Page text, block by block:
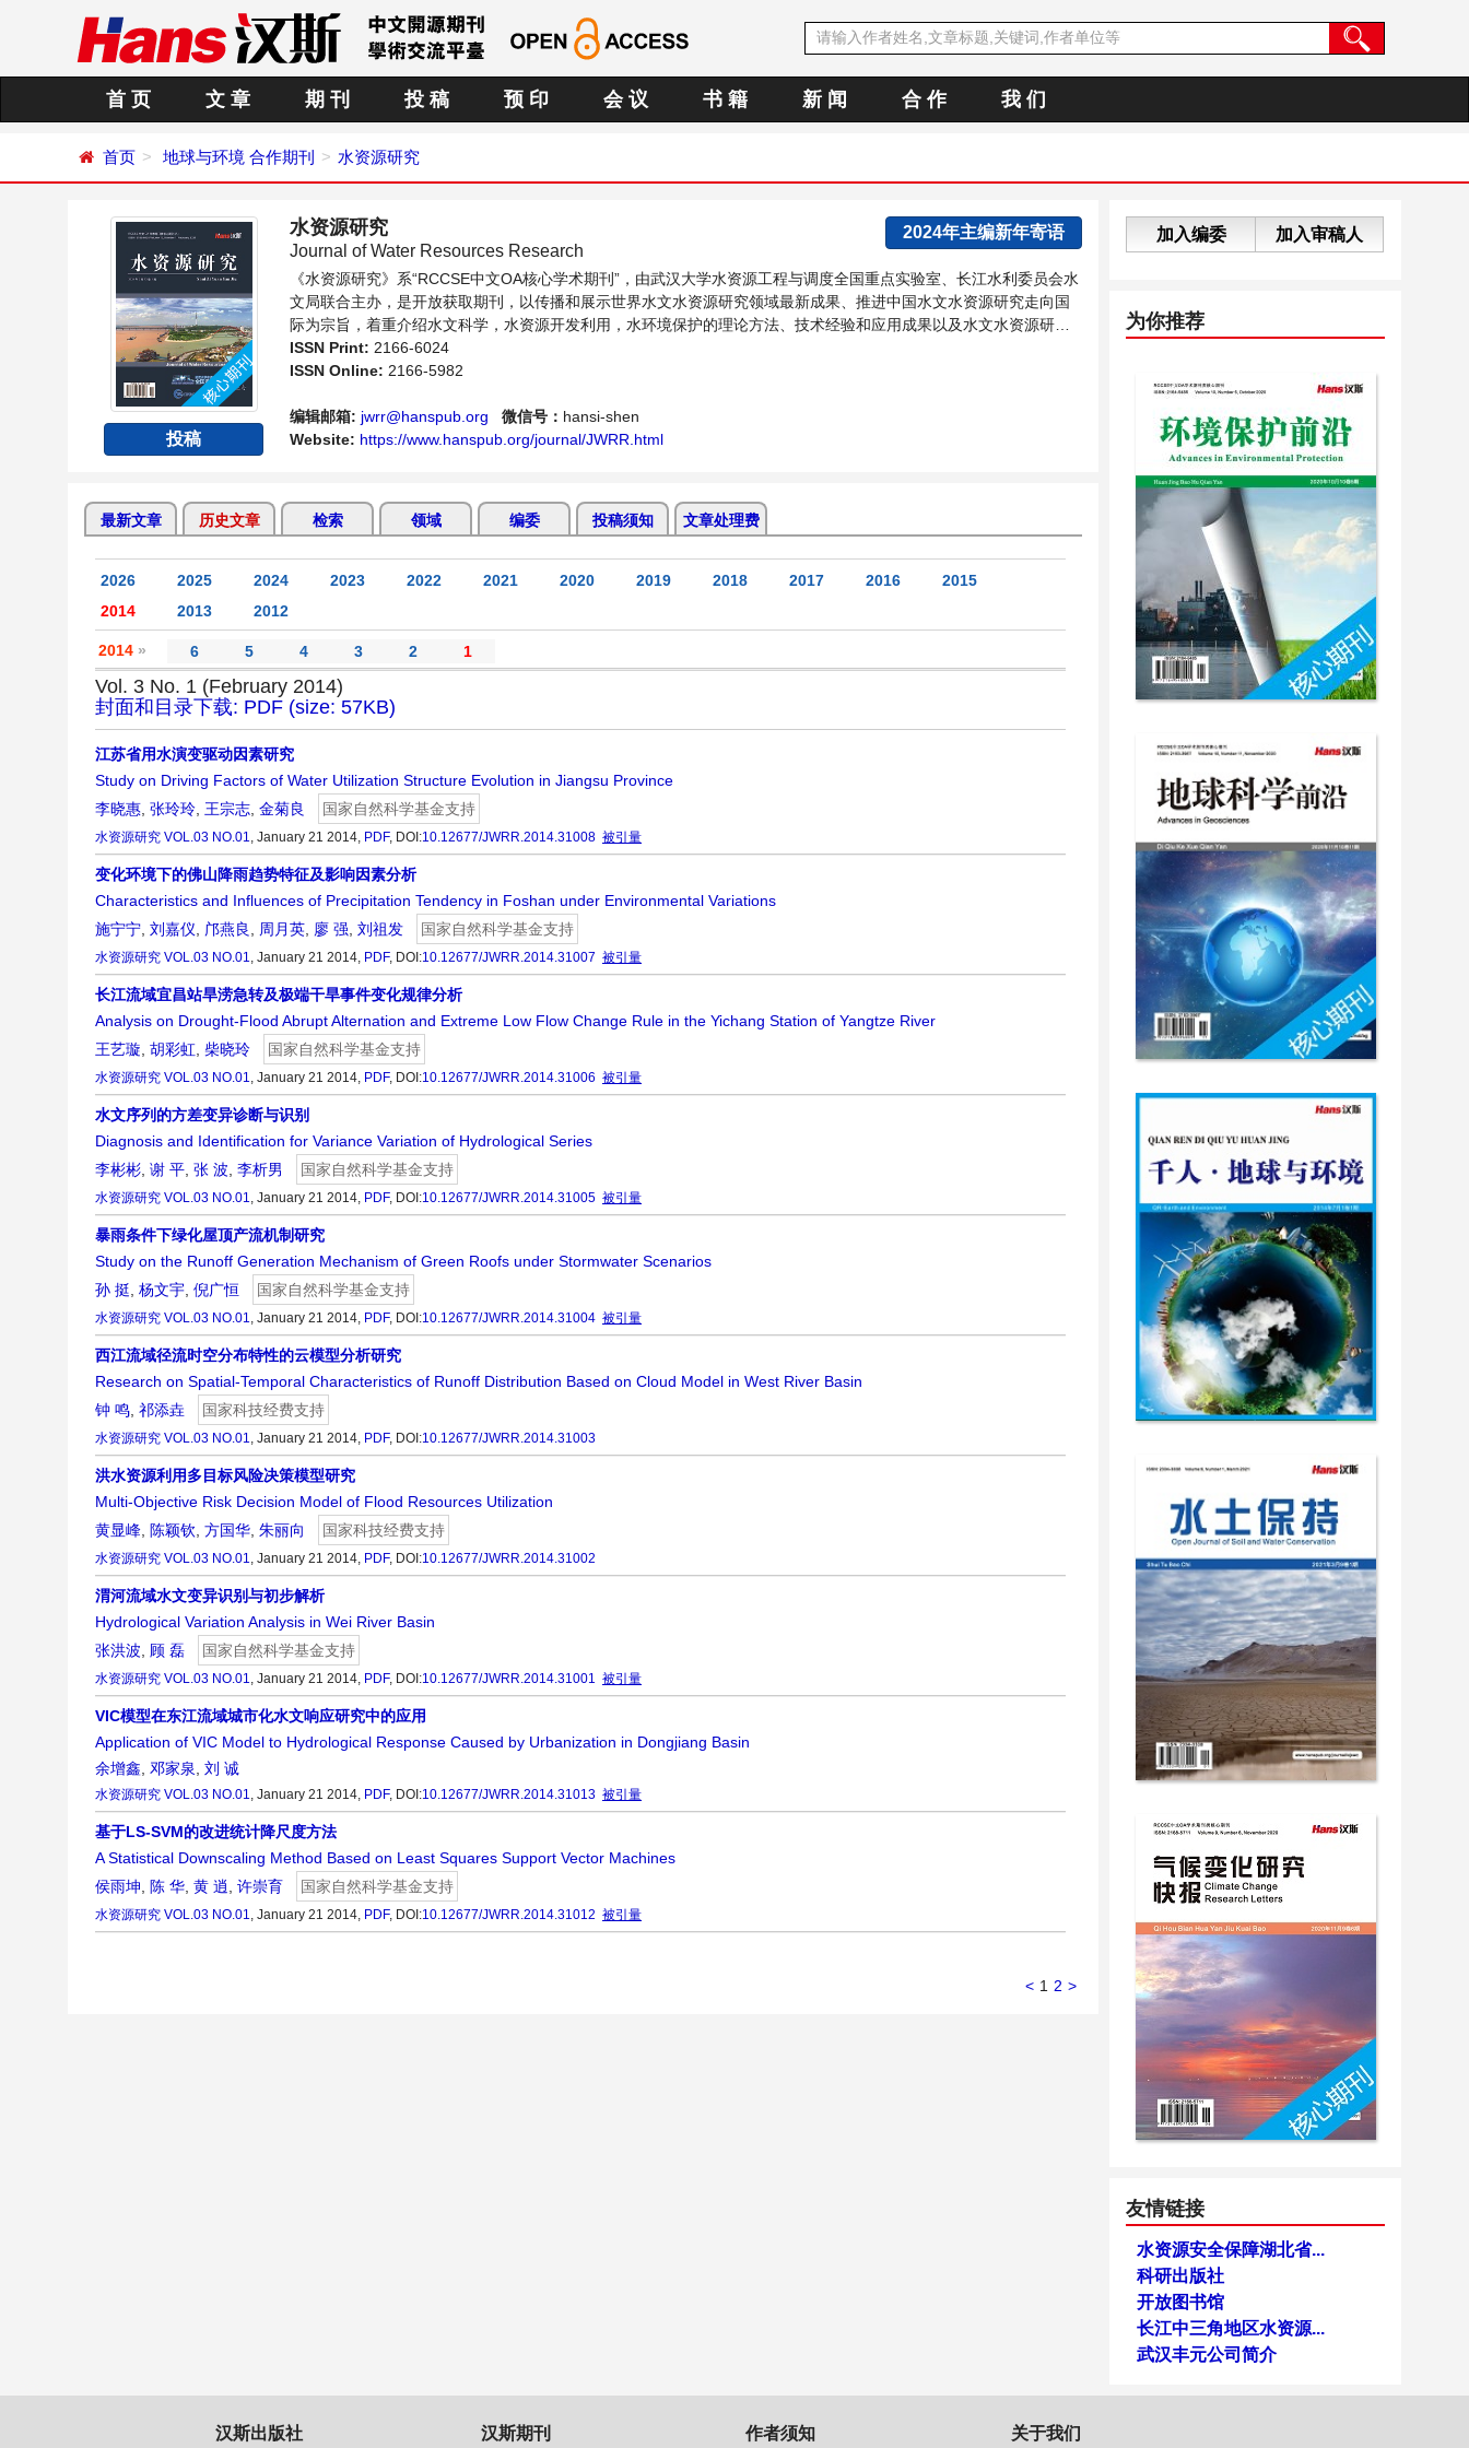
首 页 文 章 期 刊 投 稿 预 印 会 议 书 籍 新 闻 合 作 我 们
首页 地球与环境 合作期刊 水资源研究
投稿
水资源研究
2024年主编新年寄语
Journal of Water Resources Research
《水资源研究》系“RCCSE中文OA核心学术期刊”，由武汉大学水资源工程与调度全国重点实验室、长江水利委员会水
文局联合主办，是开放获取期刊，以传播和展示世界水文水资源研究领域最新成果、推进中国水文水资源研究走向国
际为宗旨，着重介绍水文科学，水资源开发利用，水环境保护的理论方法、技术经验和应用成果以及水文水资源研究
新的发展方向和具有前瞻性的水战略性问题，为广大水文水资源研究者及相关技术人员提供一个免...
ISSN Print: 2166-6024
ISSN Online: 2166-5982
编辑邮箱: jwrr@hanspub.org 微信号： hansi-shen
Website: https://www.hanspub.org/journal/JWRR.html
最新文章 历史文章 检索 领域 编委 投稿须知 文章处理费
2026 2025 2024 2023 2022 2021 2020 2019 2018 2017 2016
2015
2014
2013 2012
2014 » 6 5 4 3 2 1
Vol. 3 No. 1 (February 2014)
封面和目录下载: PDF (size: 57KB)
江苏省用水演变驱动因素研究
Study on Driving Factors of Water Utilization Structure Evolution in Jiangsu Province
李晓惠, 张玲玲, 王宗志, 金菊良 国家自然科学基金支持
水资源研究 VOL.03 NO.01, January 21 2014, PDF, DOI:10.12677/JWRR.2014.31008 被引量
变化环境下的佛山降雨趋势特征及影响因素分析
Characteristics and Influences of Precipitation Tendency in Foshan under Environmental Variations
施宁宁, 刘嘉仪, 邝燕良, 周月英, 廖 强, 刘祖发 国家自然科学基金支持
水资源研究 VOL.03 NO.01, January 21 2014, PDF, DOI:10.12677/JWRR.2014.31007 被引量
长江流域宜昌站旱涝急转及极端干旱事件变化规律分析
Analysis on Drought-Flood Abrupt Alternation and Extreme Low Flow Change Rule in the Yichang Station of Yangtze River
王艺璇, 胡彩虹, 柴晓玲 国家自然科学基金支持
水资源研究 VOL.03 NO.01, January 21 2014, PDF, DOI:10.12677/JWRR.2014.31006 被引量
水文序列的方差变异诊断与识别
Diagnosis and Identification for Variance Variation of Hydrological Series
李彬彬, 谢 平, 张 波, 李析男 国家自然科学基金支持
水资源研究 VOL.03 NO.01, January 21 2014, PDF, DOI:10.12677/JWRR.2014.31005 被引量
暴雨条件下绿化屋顶产流机制研究
Study on the Runoff Generation Mechanism of Green Roofs under Stormwater Scenarios
孙 挺, 杨文宇, 倪广恒 国家自然科学基金支持
水资源研究 VOL.03 NO.01, January 21 2014, PDF, DOI:10.12677/JWRR.2014.31004 被引量
西江流域径流时空分布特性的云模型分析研究
Research on Spatial-Temporal Characteristics of Runoff Distribution Based on Cloud Model in West River Basin
钟 鸣, 祁添垚 国家科技经费支持
水资源研究 VOL.03 NO.01, January 21 2014, PDF, DOI:10.12677/JWRR.2014.31003
洪水资源利用多目标风险决策模型研究
Multi-Objective Risk Decision Model of Flood Resources Utilization
黄显峰, 陈颖钦, 方国华, 朱丽向 国家科技经费支持
水资源研究 VOL.03 NO.01, January 21 2014, PDF, DOI:10.12677/JWRR.2014.31002
渭河流域水文变异识别与初步解析
Hydrological Variation Analysis in Wei River Basin
张洪波, 顾 磊 国家自然科学基金支持
水资源研究 VOL.03 NO.01, January 21 2014, PDF, DOI:10.12677/JWRR.2014.31001 被引量
VIC模型在东江流域城市化水文响应研究中的应用
Application of VIC Model to Hydrological Response Caused by Urbanization in Dongjiang Basin
余增鑫, 邓家泉, 刘 诚
水资源研究 VOL.03 NO.01, January 21 2014, PDF, DOI:10.12677/JWRR.2014.31013 被引量
基于LS-SVM的改进统计降尺度方法
A Statistical Downscaling Method Based on Least Squares Support Vector Machines
侯雨坤, 陈 华, 黄 逍, 许崇育 国家自然科学基金支持
水资源研究 VOL.03 NO.01, January 21 2014, PDF, DOI:10.12677/JWRR.2014.31012 被引量
< 1 2 >
加入编委 加入审稿人
为你推荐
友情链接
水资源安全保障湖北省...
科研出版社
开放图书馆
长江中三角地区水资源...
武汉丰元公司简介
汉斯出版社 汉斯期刊 作者须知 关于我们